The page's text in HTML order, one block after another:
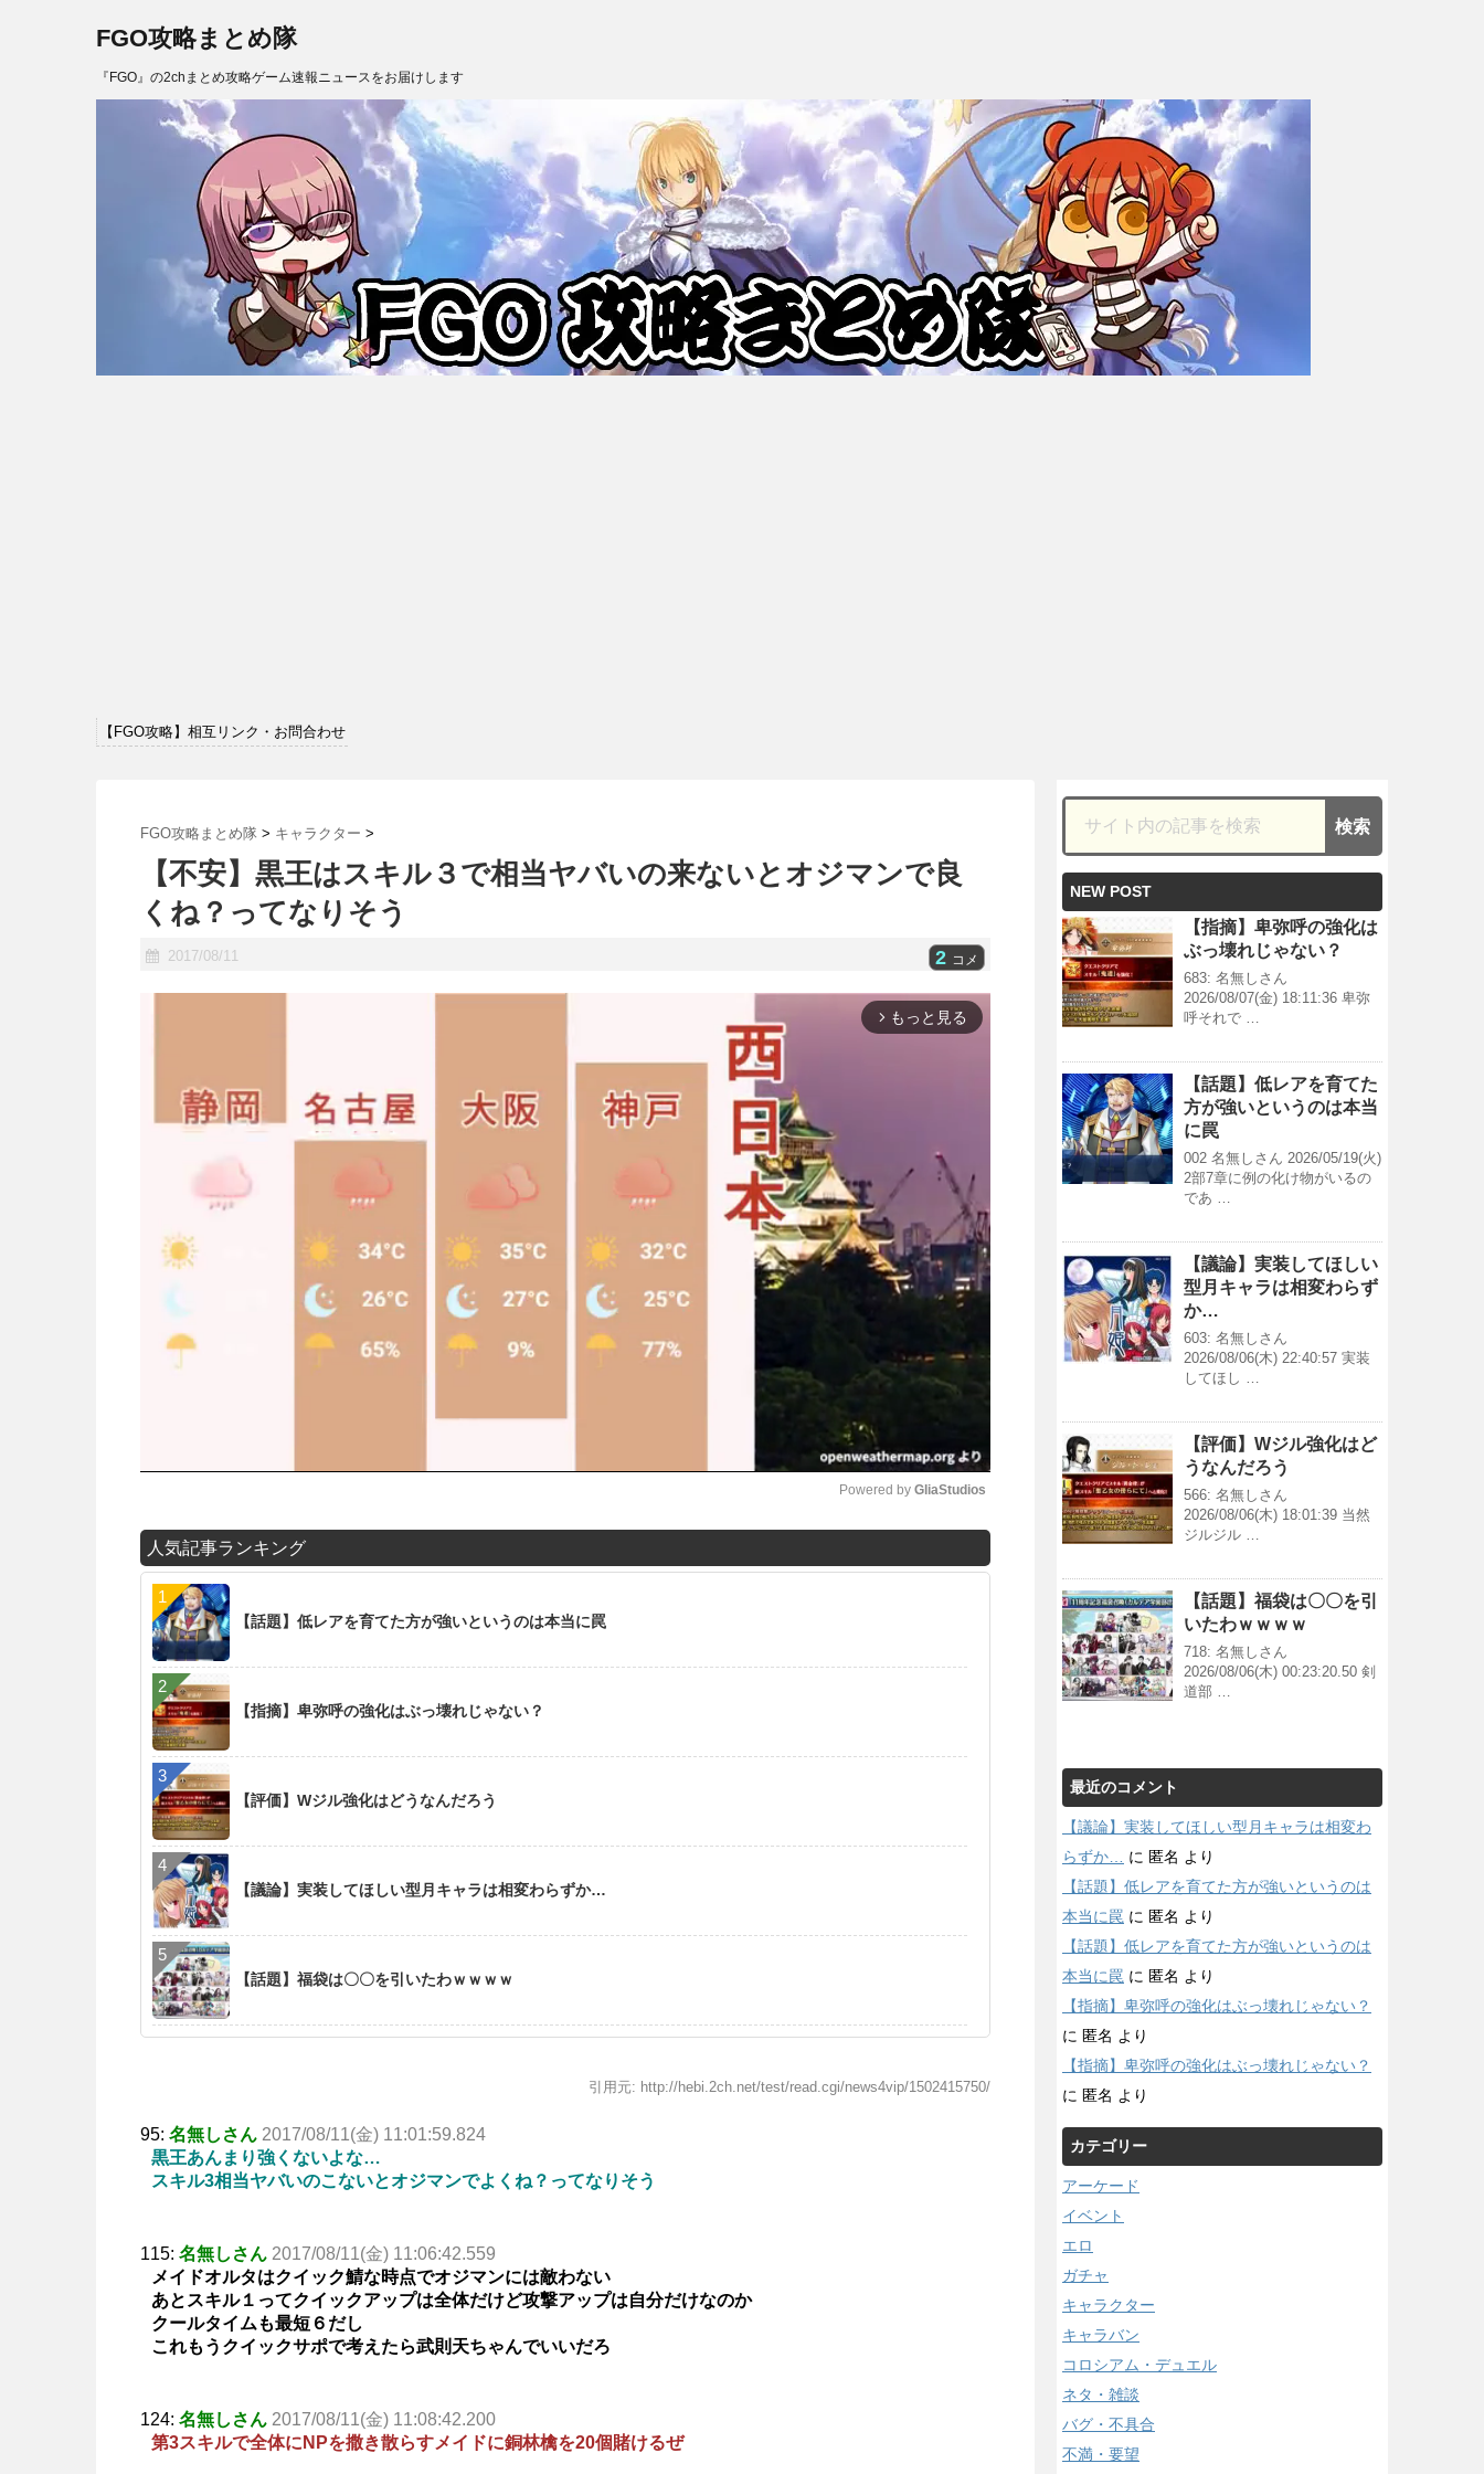
FGO攻略まとめ隊
『FGO』の2chまとめ攻略ゲーム速報ニュースをお届けします
【FGO攻略】相互リンク・お問合わせ
FGO攻略まとめ隊 > キャラクター >
【不安】黒王はスキル３で相当ヤバいの来ないとオジマンで良
くね？ってなりそう
2017/08/11 2 コメ
arrow_forward_ios もっと見る
Powered by GliaStudios
人気記事ランキング
【話題】低レアを育てた方が強いというのは本当に罠
【指摘】卑弥呼の強化はぶっ壊れじゃない？
【評価】Wジル強化はどうなんだろう
【議論】実装してほしい型月キャラは相変わらずか…
【話題】福袋は〇〇を引いたわｗｗｗｗ
引用元: http://hebi.2ch.net/test/read.cgi/news4vip/1502415750/
95: 名無しさん 2017/08/11(金) 11:01:59.824
黒王あんまり強くないよな…
スキル3相当ヤバいのこないとオジマンでよくね？ってなりそう
115: 名無しさん 2017/08/11(金) 11:06:42.559
メイドオルタはクイック鯖な時点でオジマンには敵わない
あとスキル１ってクイックアップは全体だけど攻撃アップは自分だけなのか
クールタイムも最短６だし
これもうクイックサポで考えたら武則天ちゃんでいいだろ
124: 名無しさん 2017/08/11(金) 11:08:42.200
第3スキルで全体にNPを撒き散らすメイドに銅林檎を20個賭けるぜ
NEW POST
【指摘】卑弥呼の強化は
ぶっ壊れじゃない？
683: 名無しさん
2026/08/07(金) 18:11:36 卑弥
呼それで …
【話題】低レアを育てた
方が強いというのは本当
に罠
002 名無しさん 2026/05/19(火)
2部7章に例の化け物がいるの
であ …
【議論】実装してほしい
型月キャラは相変わらず
か…
603: 名無しさん
2026/08/06(木) 22:40:57 実装
してほし …
【評価】Wジル強化はど
うなんだろう
566: 名無しさん
2026/08/06(木) 18:01:39 当然
ジルジル …
【話題】福袋は〇〇を引
いたわｗｗｗｗ
718: 名無しさん
2026/08/06(木) 00:23:20.50 剣
道部 …
最近のコメント
【議論】実装してほしい型月キャラは相変わ
らずか…
に 匿名 より
【話題】低レアを育てた方が強いというのは
本当に罠 に 匿名 より
【話題】低レアを育てた方が強いというのは
本当に罠 に 匿名 より
【指摘】卑弥呼の強化はぶっ壊れじゃない？
に 匿名 より
【指摘】卑弥呼の強化はぶっ壊れじゃない？
に 匿名 より
カテゴリー
アーケード
イベント
エロ
ガチャ
キャラクター
キャラバン
コロシアム・デュエル
ネタ・雑談
バグ・不具合
不満・要望